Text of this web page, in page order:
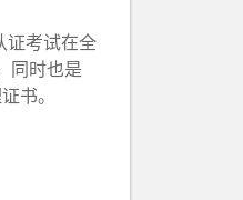
考试在全
同时也是
书。